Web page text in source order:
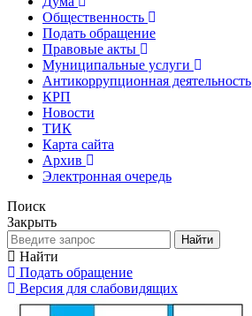
Общественность
Подать обращение
Правовые акты
Муниципальные услуги
Антикоррупционная деятельность
КРП
Новости
ТИК
Карта сайта
Архив
Электронная очередь
Поиск
Закрыть
Найти
Найти
Подать обращение
Версия для слабовидящих